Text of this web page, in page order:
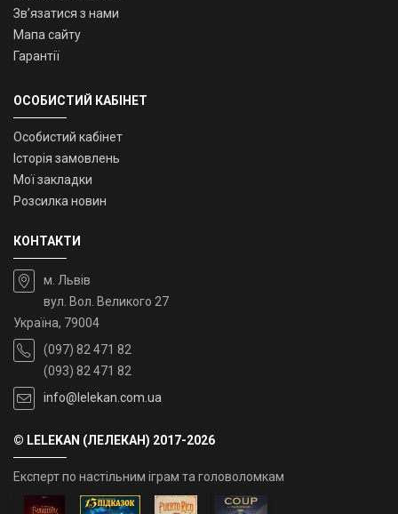
Зв’язатися з нами
Мапа сайту
Гарантії
ОСОБИСТИЙ КАБІНЕТ
Особистий кабінет
Історія замовлень
Мої закладки
Розсилка новин
КОНТАКТИ
м. Львів
вул. Вол. Великого 27
Україна, 79004
(097) 82 471 82
(093) 82 471 82
info@lelekan.com.ua
© LELEKAN (ЛЕЛЕКАН) 2017-2026
Експерт по настільним іграм та головоломкам